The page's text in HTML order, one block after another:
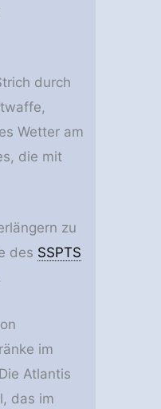
durch
Wetter am
die mit
zu
des SSPTS
im
Atlantis
das im